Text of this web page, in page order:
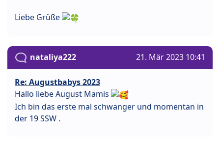
Liebe Grüße
nataliya222 21. Mär 2023 10:41
Re: Augustbabys 2023
Hallo liebe August Mamis
Ich bin das erste mal schwanger und momentan in
der 19 SSW .